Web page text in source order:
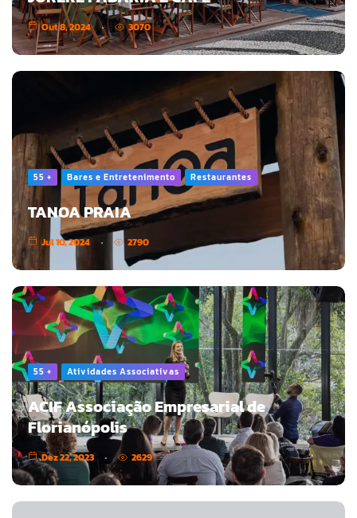
Out 8, 2024 3070
55 + Bares e Entretenimento Restaurantes
TANOA PRAIA
Jul 10, 2024 2790
55 + Atividades Associativas
ACIF Associação Empresarial de
Florianópolis
Dez 22, 2023 2629